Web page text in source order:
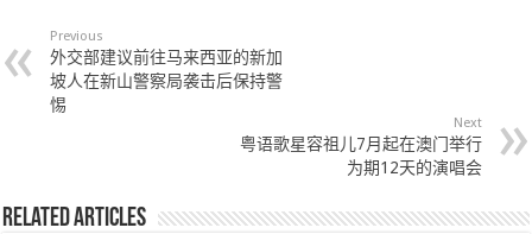
Previous
外交部建议前往马来西亚的新加
坡人在新山警察局袭击后保持警
惕
Next
粤语歌星容祖儿7月起在澳门举行
为期12天的演唱会
Related Articles